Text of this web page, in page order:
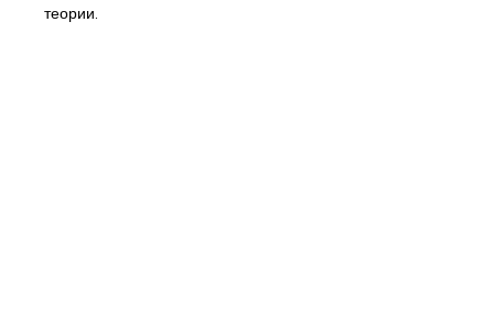
теории.